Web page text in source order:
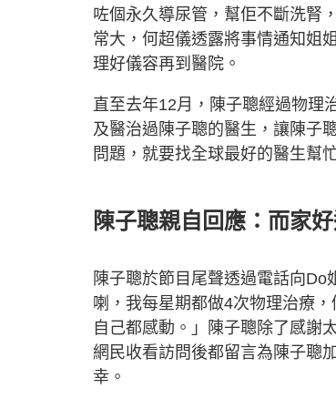
咗個永久導尿管，幫佢不斷洗腎
常大，何超儀透露將事情通知姐
理好儀容再到醫院。
直至去年12月，陳子聰經過物理
及醫治過陳子聰的醫生，讓陳子
問題，就要找全球最好的醫生幫
陳子聰親自回應：而家
陳子聰於節目尾聲透過電話向
喇，我每星期都做4次物理治療
自己都感動。」陳子聰除了感謝
網民收看訪問後都留言為陳子聰
幸。